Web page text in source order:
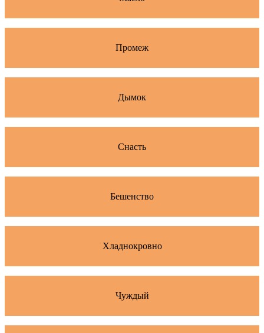
Промеж
Дымок
Снасть
Бешенство
Хладнокровно
Чуждый